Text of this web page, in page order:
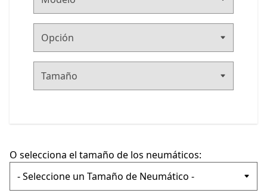
O selecciona el tamaño de los neumáticos: